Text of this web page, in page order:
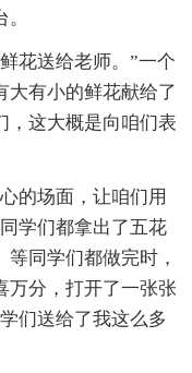
花送给老师。”一个
大有小的鲜花献给了
，这大概是向咱们表
的场面，让咱们用
学们都拿出了五花
同学们都做完时，
万分，打开了一张张
们送给了我这么多